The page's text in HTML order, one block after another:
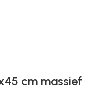
cm massief